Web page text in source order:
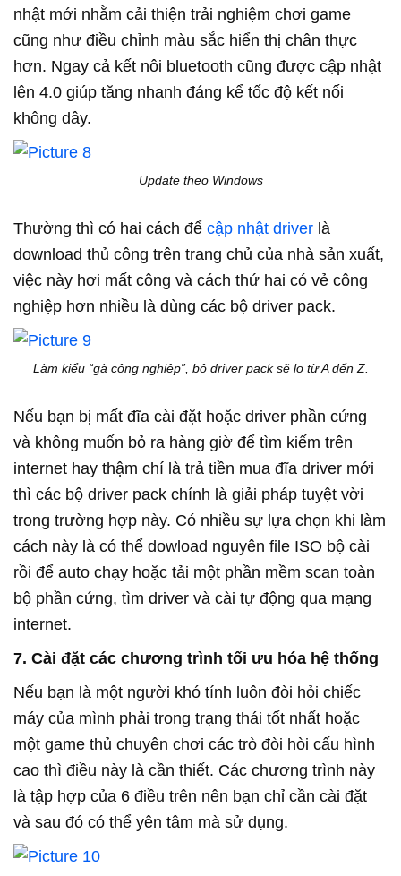
nhật mới nhằm cải thiện trải nghiệm chơi game
cũng như điều chỉnh màu sắc hiển thị chân thực
hơn. Ngay cả kết nôi bluetooth cũng được cập nhật
lên 4.0 giúp tăng nhanh đáng kể tốc độ kết nối
không dây.
Update theo Windows
Thường thì có hai cách để cập nhật driver là
download thủ công trên trang chủ của nhà sản xuất,
việc này hơi mất công và cách thứ hai có vẻ công
nghiệp hơn nhiều là dùng các bộ driver pack.
Làm kiểu “gà công nghiệp”, bộ driver pack sẽ lo từ A đến Z.
Nếu bạn bị mất đĩa cài đặt hoặc driver phần cứng
và không muốn bỏ ra hàng giờ để tìm kiếm trên
internet hay thậm chí là trả tiền mua đĩa driver mới
thì các bộ driver pack chính là giải pháp tuyệt vời
trong trường hợp này. Có nhiều sự lựa chọn khi làm
cách này là có thể dowload nguyên file ISO bộ cài
rồi để auto chạy hoặc tải một phần mềm scan toàn
bộ phần cứng, tìm driver và cài tự động qua mạng
internet.
7. Cài đặt các chương trình tối ưu hóa hệ thống
Nếu bạn là một người khó tính luôn đòi hỏi chiếc
máy của mình phải trong trạng thái tốt nhất hoặc
một game thủ chuyên chơi các trò đòi hòi cấu hình
cao thì điều này là cần thiết. Các chương trình này
là tập hợp của 6 điều trên nên bạn chỉ cần cài đặt
và sau đó có thể yên tâm mà sử dụng.